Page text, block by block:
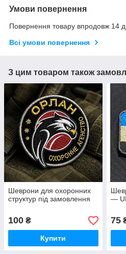
Умови повернення
Повернення товару впродовж 14
Всі умови повернення
З цим товаром також
Шеврони для охоронних
структур під замовлення
100 ₴
Купити
—
75